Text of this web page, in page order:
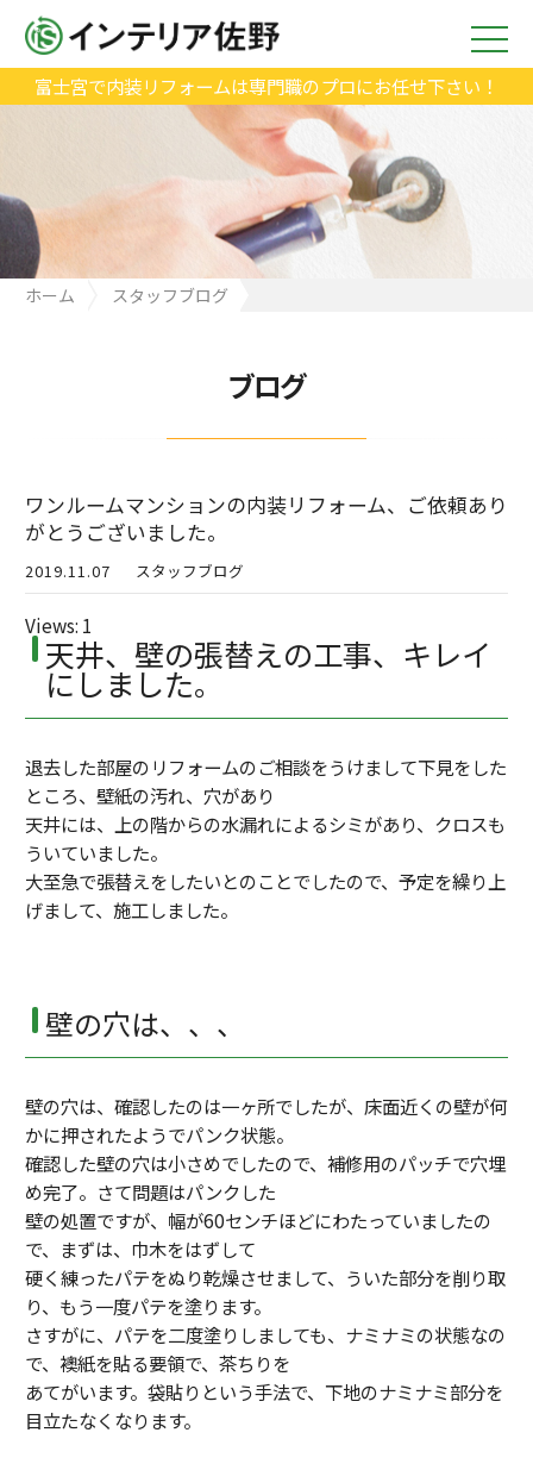
富士宮で内装リフォームは専門職のプロにお任せ下さい！
ホーム
スタッフブログ
ブログ
ワンルームマンションの内装リフォーム、ご依頼あり
がとうございました。
2019.11.07 スタッフブログ
Views: 1
天井、壁の張替えの工事、キレイ
にしました。
退去した部屋のリフォームのご相談をうけまして下見をした
ところ、壁紙の汚れ、穴があり
天井には、上の階からの水漏れによるシミがあり、クロスも
ういていました。
大至急で張替えをしたいとのことでしたので、予定を繰り上
げまして、施工しました。
壁の穴は、、、
壁の穴は、確認したのは一ヶ所でしたが、床面近くの壁が何
かに押されたようでパンク状態。
確認した壁の穴は小さめでしたので、補修用のパッチで穴埋
め完了。さて問題はパンクした
壁の処置ですが、幅が60センチほどにわたっていましたの
で、まずは、巾木をはずして
硬く練ったパテをぬり乾燥させまして、ういた部分を削り取
り、もう一度パテを塗ります。
さすがに、パテを二度塗りしましても、ナミナミの状態なの
で、襖紙を貼る要領で、茶ちりを
あてがいます。袋貼りという手法で、下地のナミナミ部分を
目立たなくなります。